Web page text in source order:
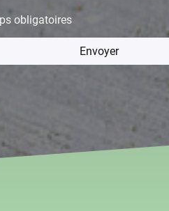
obligatoires
Envoyer